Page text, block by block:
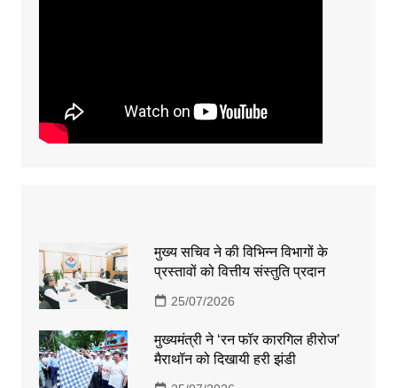
मुख्य सचिव ने की विभिन्न विभागों के
प्रस्तावों को वित्तीय संस्तुति प्रदान
25/07/2026
मुख्यमंत्री ने ‘रन फॉर कारगिल हीरोज’
मैराथॉन को दिखायी हरी झंडी